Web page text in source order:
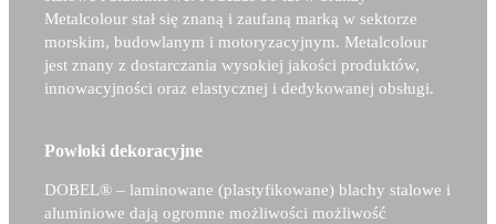
Metalcolour stał się znaną i zaufaną marką w sektorze
morskim, budowlanym i motoryzacyjnym. Metalcolour
jest znany z dostarczania wysokiej jakości produktów,
innowacyjności oraz elastycznej i dedykowanej obsługi.
Powłoki dekoracyjne
DOBEL®– laminowane (plastyfikowane) blachy stalowe i
aluminiowe dają ogromne możliwości możliwość